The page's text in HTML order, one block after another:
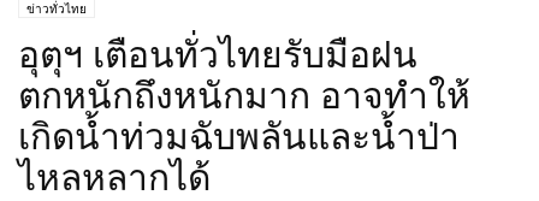
ข่าวทั่วไทย
อุตุฯ เตือนทั่วไทยรับมือฝน
ตกหนักถึงหนักมาก อาจทำให้
เกิดน้ำท่วมฉับพลันและน้ำป่า
ไหลหลากได้